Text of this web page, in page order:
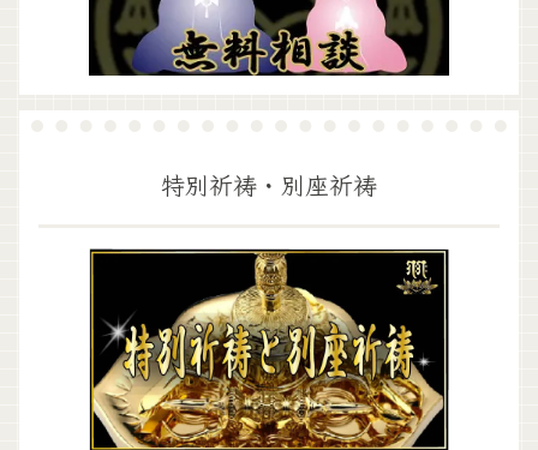
特別祈祷・別座祈祷